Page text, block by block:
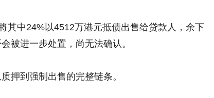
其中24%以4512万港元抵债出售给贷款人，余下
被进一步处置，尚无法确认。
押到强制出售的完整链条。